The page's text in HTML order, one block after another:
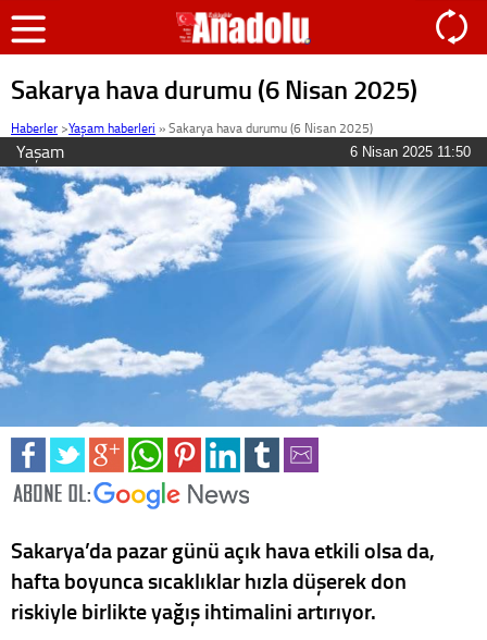
Sakarya hava durumu (6 Nisan 2025)
Haberler >Yaşam haberleri »Sakarya hava durumu (6 Nisan 2025)
Yaşam 6 Nisan 2025 11:50
Sakarya’da pazar günü açık hava etkili olsa da,
hafta boyunca sıcaklıklar hızla düşerek don
riskiyle birlikte yağış ihtimalini artırıyor.